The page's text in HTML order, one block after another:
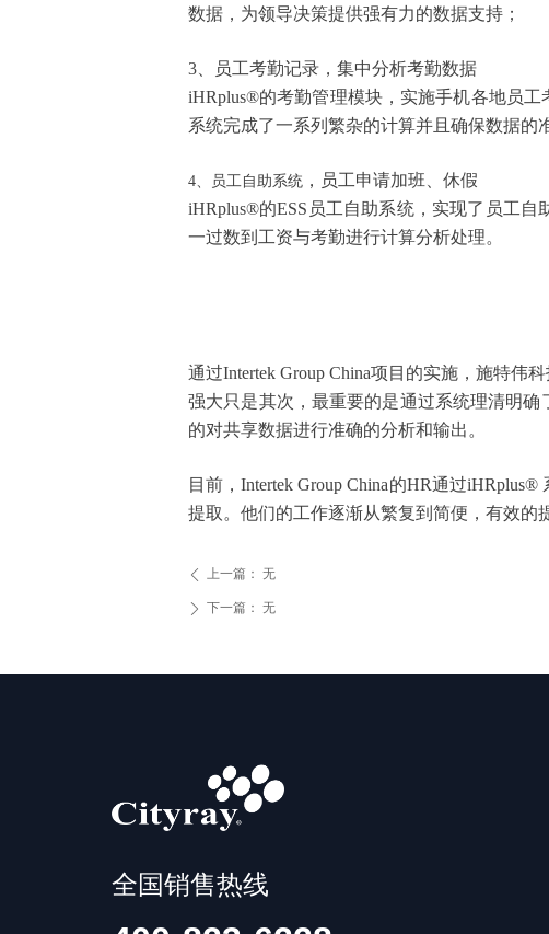
数据，为领导决策提供强有力的数据支持；
3、员工考勤记录，集中分析考勤数据
iHRplus®的考勤管理模块，实施手机各地员
系统完成了一系列繁杂的计算并且确保数据的
4、员工自助系统 ，员工申请加班、休假
iHRplus®的ESS员工自助系统，实现了员工
一过数到工资与考勤进行计算分析处理。
通过Intertek Group China项目的实施，施特
强大只是其次，最重要的是通过系统理清明
的对共享数据进行准确的分析和输出。
目前，Intertek Group China的HR通过
提取。他们的工作逐渐从繁复到简便，有效的
ꄴ 上一篇： 无
ꄲ 下一篇： 无
全国销售热线